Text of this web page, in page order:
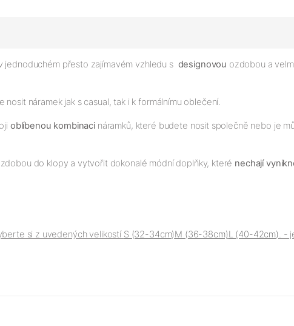
jednoduchém přesto zajímavém vzhledu s designovou ozdobou a
náramek jak s casual, tak i k formálnímu oblečení.
oblíbenou kombinaci náramků, které budete nosit společně nebo je
do klopy a vytvořit dokonalé módní doplňky, které nechají
si z uvedených velikostí S (32-34cm)M (36-38cm)L (40-42cm). -